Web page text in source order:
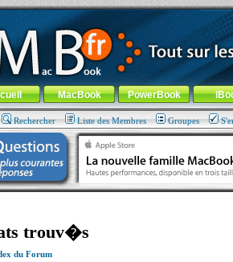
Apple... 100% nomade !
-Aller au menu général-Aller au menu de
MacBook PowerBook
Rechercher Liste des Membres Groupes
trouv�s
du Forum